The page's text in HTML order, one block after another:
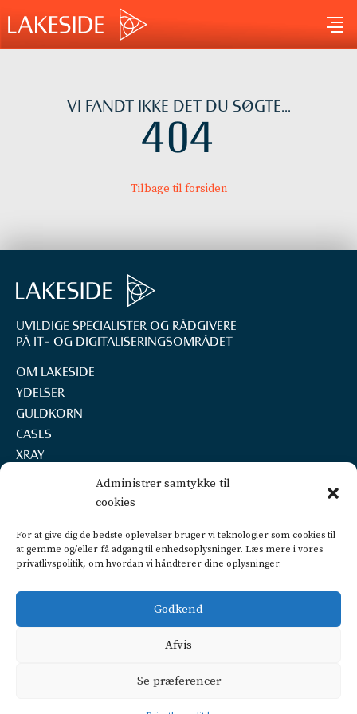
Administrer samtykke til
cookies
For at give dig de bedste oplevelser bruger vi teknologier som cookies til
at gemme og/eller få adgang til enhedsoplysninger. Læs mere i vores
privatlivspolitik, om hvordan vi håndterer dine oplysninger.
Godkend
Afvis
Se præferencer
indholdet
VI FANDT IKKE DET DU SØGTE...
404
Tilbage til forsiden
UVILDIGE SPECIALISTER OG RÅDGIVERE
PÅ IT- OG DIGITALISERINGS­OMRÅDET
OM LAKESIDE
YDELSER
GULDKORN
CASES
XRAY
REKRUTTERING
LAKESIDE A/S
Marselisborg Havnevej 22, 2.th.
8000 Aarhus C
info@lakeside.dk